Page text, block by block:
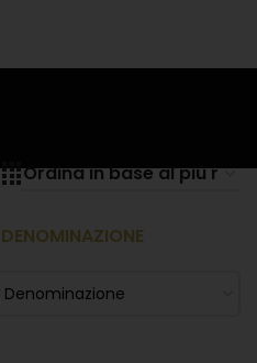
Denominazione